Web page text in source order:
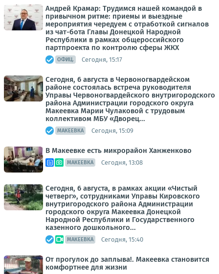
Андрей Крамар: Трудимся нашей командой в
привычном ритме: приемы и выездные
мероприятия чередуем с отработкой сигналов
из чат-бота Главы Донецкой Народной
Республики в рамках общероссийского
партпроекта по контролю сферы ЖКХ
ОФИЦ. Сегодня, 15:17
Сегодня, 6 августа в Червоногвардейском
районе состоялась встреча руководителя
Управы Червоногвардейского внутригородского
района Администрации городского округа
Макеевка Марии Чулаковой с трудовым
коллективом МБУ «Дворец...
МАКЕЕВКА Сегодня, 15:09
В Макеевке есть микрорайон Ханженково
МАКЕЕВКА Сегодня, 13:08
Сегодня, 6 августа, в рамках акции «Чистый
четверг», сотрудниками Управы Кировского
внутригородского района Администрации
городского округа Макеевка Донецкой
Народной Республики и Государственного
казенного дошкольного...
МАКЕЕВКА Сегодня, 15:40
От прогулок до заплыва!. Макеевка становится
комфортнее для жизни